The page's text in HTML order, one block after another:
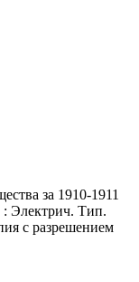
за 1910-1911
Электрич. Тип.
с разрешением